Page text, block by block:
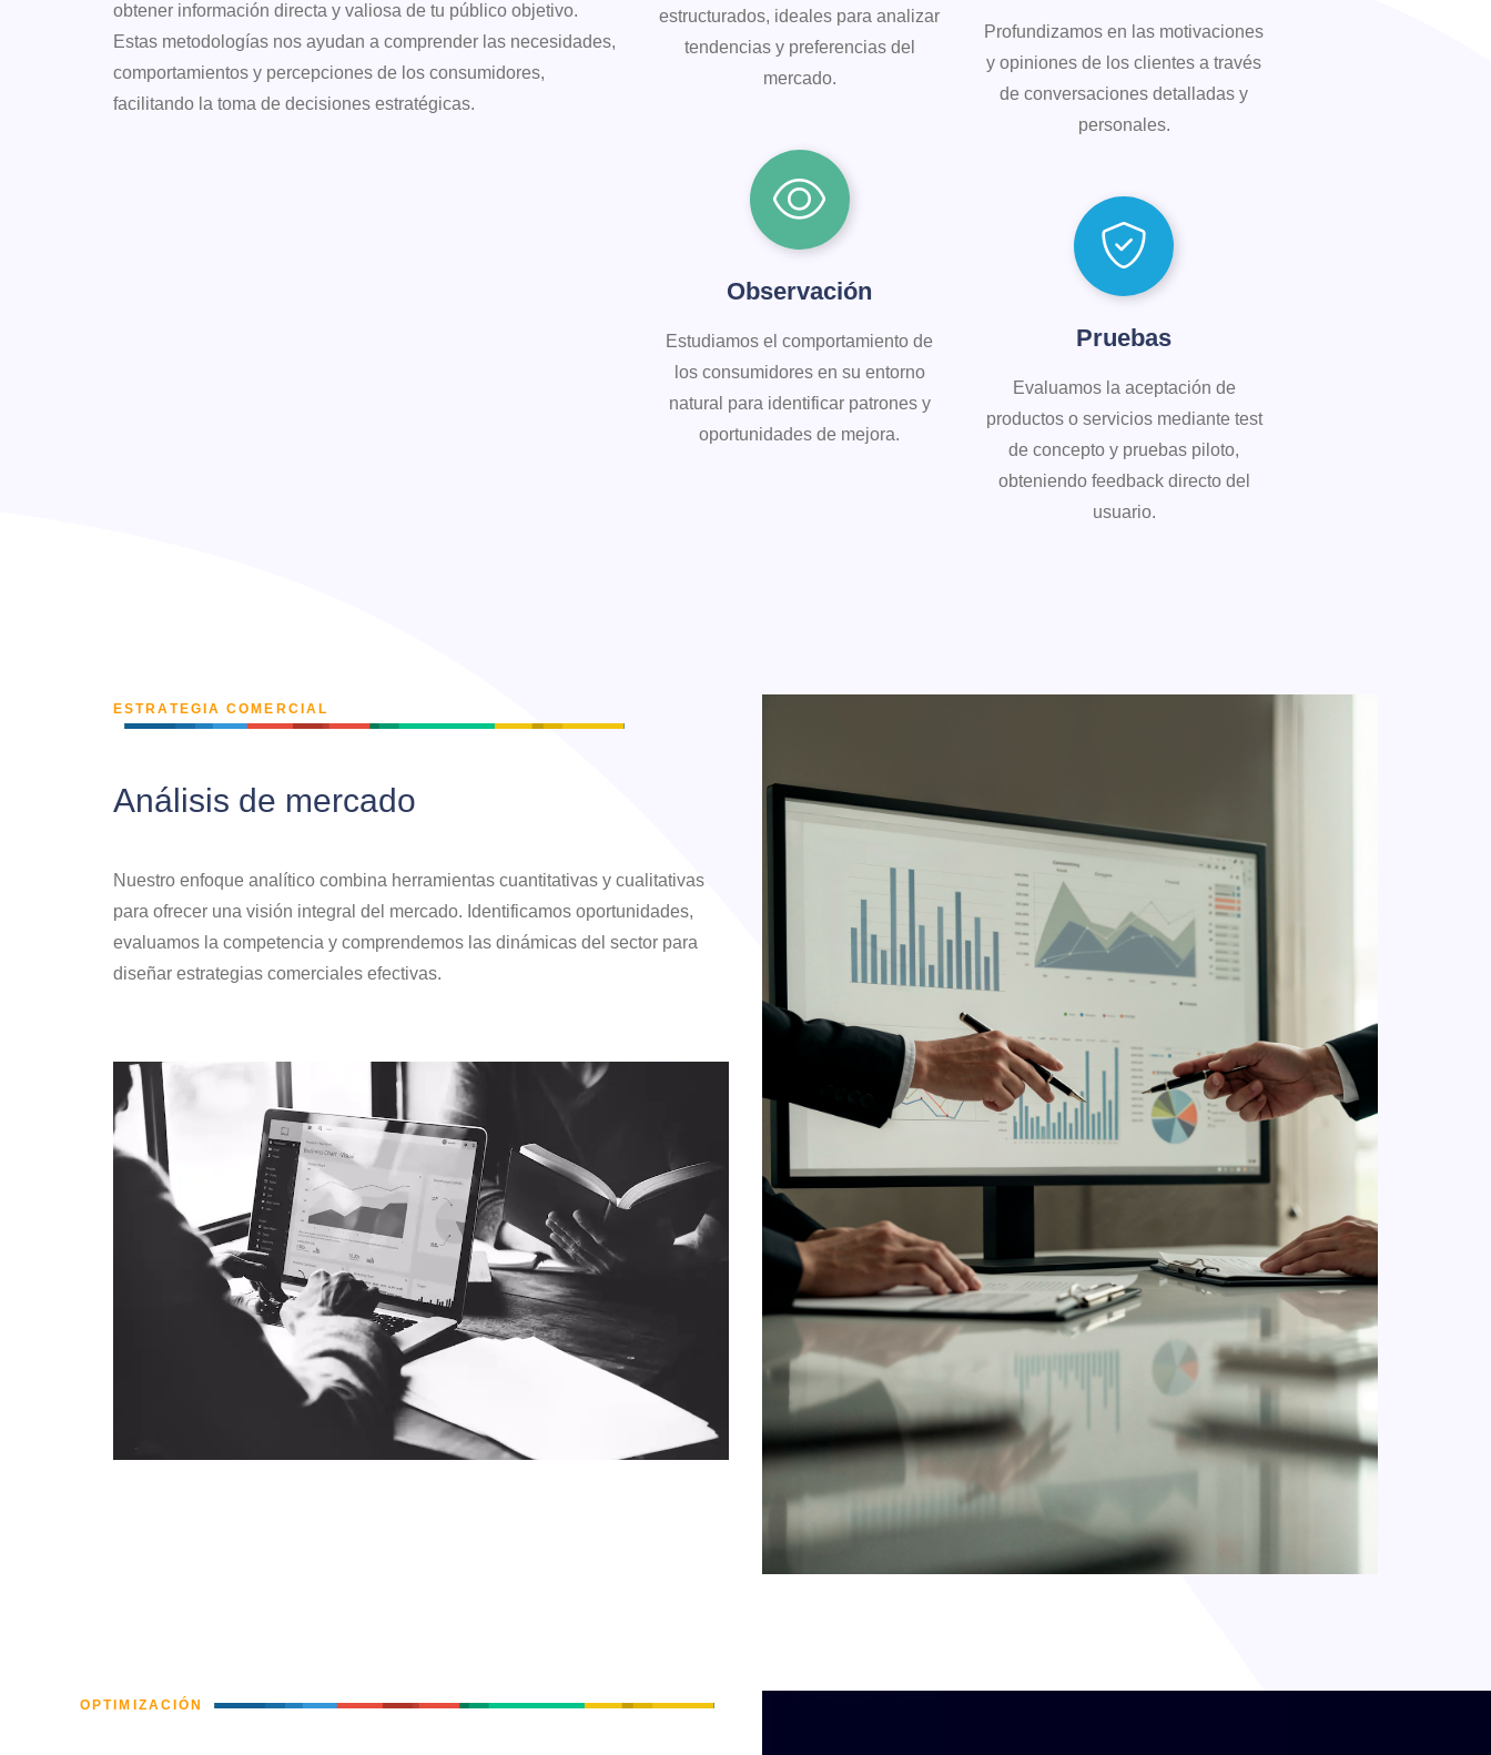
obtener información directa y valiosa de tu público objetivo.
Estas metodologías nos ayudan a comprender las necesidades,
comportamientos y percepciones de los consumidores,
facilitando la toma de decisiones estratégicas.
estructurados, ideales para analizar
tendencias y preferencias del
mercado.
Observación
Estudiamos el comportamiento de
los consumidores en su entorno
natural para identificar patrones y
oportunidades de mejora.
Profundizamos en las motivaciones
y opiniones de los clientes a través
de conversaciones detalladas y
personales.
Pruebas
Evaluamos la aceptación de
productos o servicios mediante test
de concepto y pruebas piloto,
obteniendo feedback directo del
usuario.
ESTRATEGIA COMERCIAL
Análisis de mercado
Nuestro enfoque analítico combina herramientas cuantitativas y cualitativas
para ofrecer una visión integral del mercado. Identificamos oportunidades,
evaluamos la competencia y comprendemos las dinámicas del sector para
diseñar estrategias comerciales efectivas.
OPTIMIZACIÓN